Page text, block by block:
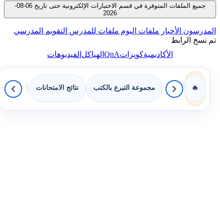
جميع الملفات المتوفرة في قسم الاختبارات الإلكترونية حتى تاريخ 06-08-
2026
المدرسون الأخبار ملفات اليوم ملفات للمدرس التقويم المدرسي
تم نسخ الرابط
الأكاديميةكويزاتQnAالهياكل الفيديوهات
🔥 مجموعة التبرع بالكتب نتائج الامتحانات